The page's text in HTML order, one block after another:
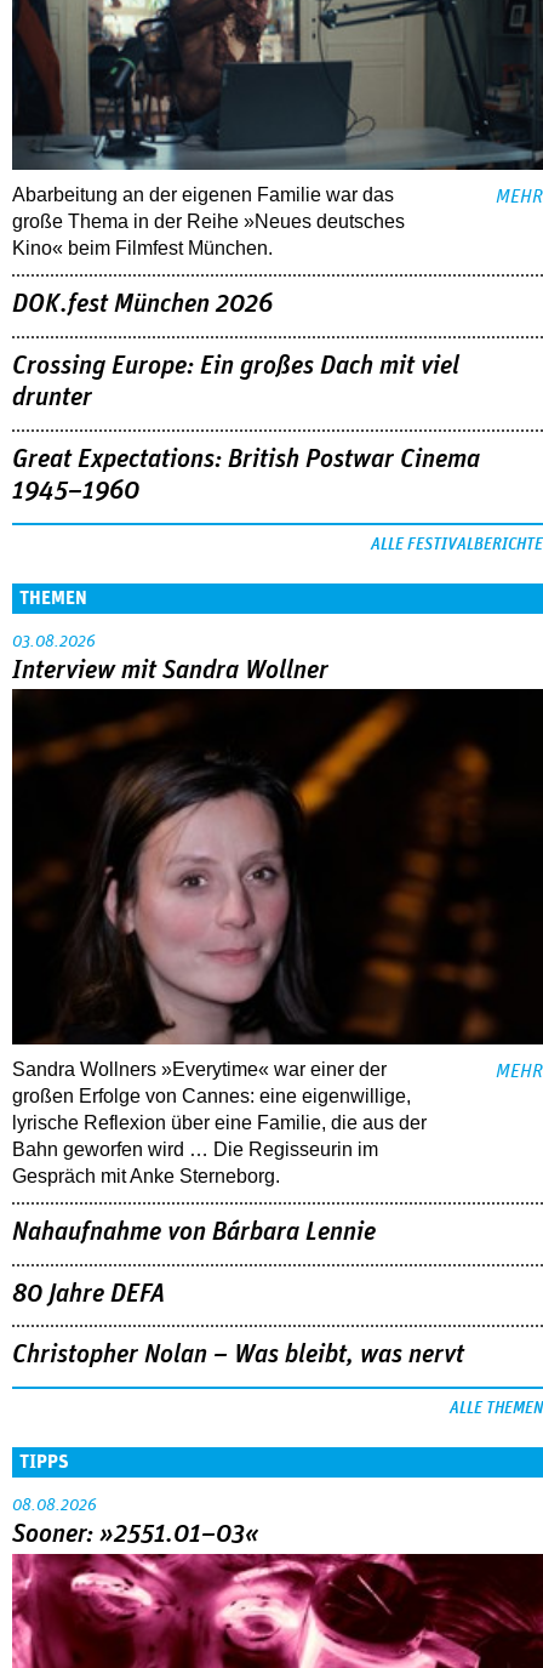
Abarbeitung an der eigenen Familie war das
große Thema in der Reihe »Neues deutsches
Kino« beim Filmfest München.
MEHR
DOK.fest München 2026
Crossing Europe: Ein großes Dach mit viel
drunter
Great Expectations: British Postwar Cinema
1945–1960
ALLE FESTIVALBERICHTE
THEMEN
03.08.2026
Interview mit Sandra Wollner
Sandra Wollners »Everytime« war einer der
großen Erfolge von Cannes: eine eigenwillige,
lyrische Reflexion über eine ­Familie, die aus der
Bahn geworfen wird … Die Regisseurin im
Gespräch mit Anke Sterneborg.
MEHR
Nahaufnahme von Bárbara Lennie
80 Jahre DEFA
Christopher Nolan – Was bleibt, was nervt
ALLE THEMEN
TIPPS
08.08.2026
Sooner: »2551.01–03«